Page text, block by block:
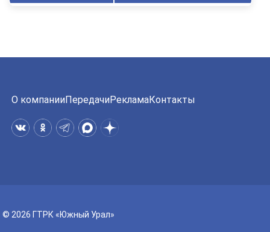
О компанииПередачиРекламаКонтакты
© 2026 ГТРК «Южный Урал»